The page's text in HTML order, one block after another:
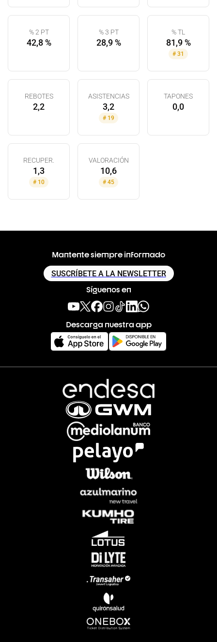
% 2 PT
42,8 %
% 3 PT
28,9 %
% TL
81,9 %
# 31
REBOTES
2,2
ASISTENCIAS
3,2
# 19
TAPONES
0,0
RECUPER.
1,3
# 10
VALORACIÓN
10,6
# 45
Mantente siempre informado
SUSCRÍBETE A LA NEWSLETTER
Síguenos en
Descarga nuestra app